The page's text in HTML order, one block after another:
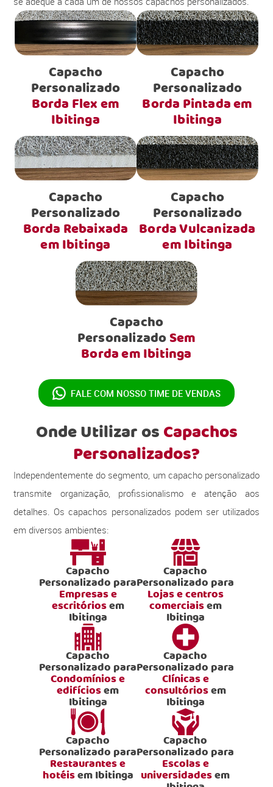
Capacho
Personalizado
Borda Flex em
Ibitinga
Capacho
Personalizado
Borda Pintada em
Ibitinga
Capacho
Personalizado
Borda Rebaixada
em Ibitinga
Capacho
Personalizado
Borda Vulcanizada
em Ibitinga
Capacho
PersonalizadoSem
Borda em Ibitinga
FALE COM NOSSO TIME DE VENDAS
Onde Utilizar osCapachos
Personalizados?
Independentemente do segmento, um capacho personalizado
transmite organização, profissionalismo e atenção aos
detalhes. Os capachos personalizados podem ser utilizados
em diversos ambientes:
Capacho
Personalizado para
Empresas e
escritóriosem
Ibitinga
Capacho
Personalizado para
Lojas e centros
comerciaisem
Ibitinga
Capacho
Personalizado para
Condomínios e
edifíciosem
Ibitinga
Capacho
Personalizado para
Clínicas e
consultóriosem
Ibitinga
Capacho
Personalizado para
Restaurantes e
hotéisem Ibitinga
Capacho
Personalizado para
Escolas e
universidadesem